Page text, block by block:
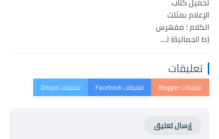
الإعلام بمثلث
الكلام ؛ مفهرس
(ط الجمالية) لـ...
تعليقات
إرسال تعليق